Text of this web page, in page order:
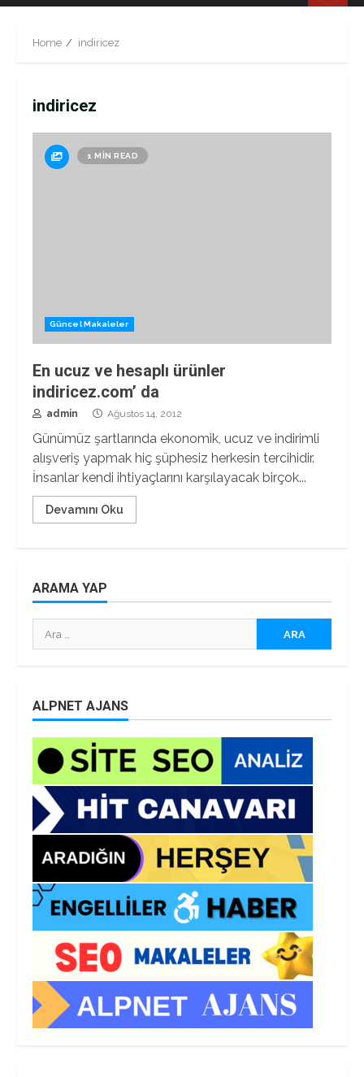
Home indiricez
indiricez
1 MIN READ
Güncel Makaleler
En ucuz ve hesaplı ürünler
indiricez.com’ da
admin Ağustos 14, 2012
Günümüz şartlarında ekonomik, ucuz ve indirimli
alışveriş yapmak hiç şüphesiz herkesin tercihidir.
İnsanlar kendi ihtiyaçlarını karşılayacak birçok...
Devamını Oku
ARAMA YAP
Arama:
ALPNET AJANS